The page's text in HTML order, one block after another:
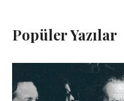
Popüler Yazılar